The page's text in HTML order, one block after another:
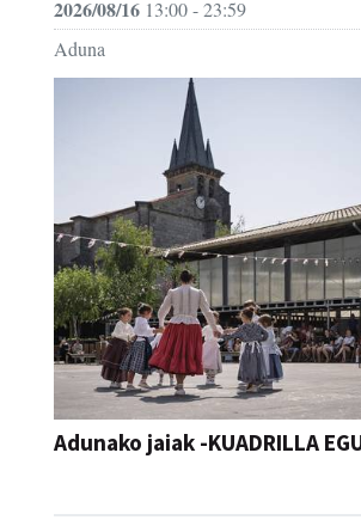
2026/08/16 13:00 - 23:59
Aduna
Adunako jaiak -KUADRILLA